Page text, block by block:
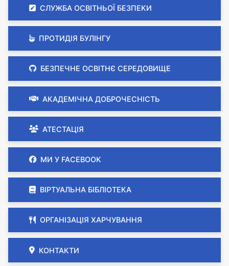
СЛУЖБА ОСВІТНЬОЇ БЕЗПЕКИ
ПРОТИДІЯ БУЛІНГУ
БЕЗПЕЧНЕ ОСВІТНЄ СЕРЕДОВИЩЕ
АКАДЕМІЧНА ДОБРОЧЕСНІСТЬ
АТЕСТАЦІЯ
МИ У FACEBOOK
ВІРТУАЛЬНА БІБЛІОТЕКА
ОРГАНІЗАЦІЯ ХАРЧУВАННЯ
КОНТАКТИ